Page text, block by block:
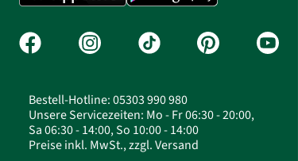
Bestell-Hotline: 05303 990 980
Unsere Servicezeiten: Mo - Fr 06:30 - 20:00,
Sa 06:30 - 14:00, So 10:00 - 14:00
Preise inkl. MwSt., zzgl. Versand